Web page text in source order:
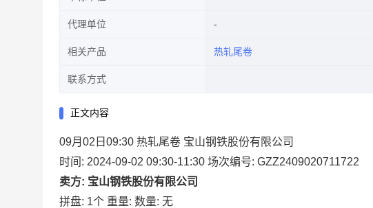
代理单位
相关产品 热轧尾卷
联系方式
正文内容
09月02日09:30 热轧尾卷 宝山钢铁股份有限公司
时间: 2024-09-02 09:30-11:30 场次编号: GZZ2409020711722
卖方: 宝山钢铁股份有限公司
拼盘: 1个 重量: 数量: 无